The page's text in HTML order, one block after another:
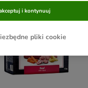
pliki cookie
i kontynuuj